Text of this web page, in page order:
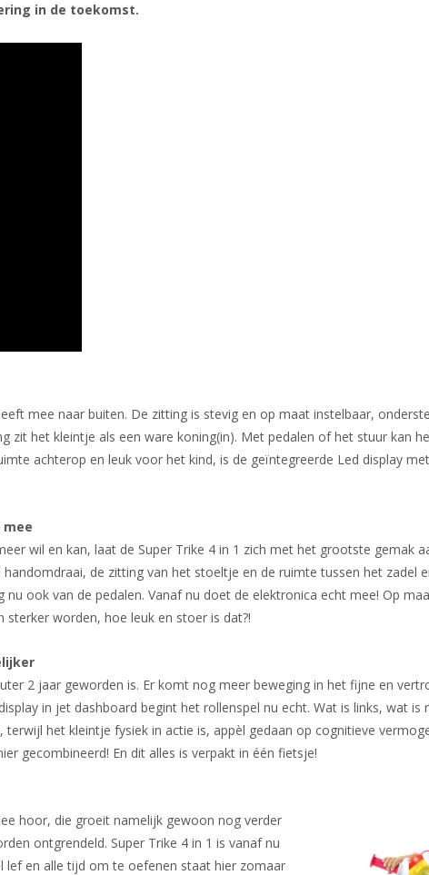
in de toekomst.
mee naar buiten. De zitting is stevig en op maat instelbaar,
zit het kleintje als een ware koning(in). Met pedalen of het stuur kan
achterop en leuk voor het kind, is de geïntegreerde Led display
wil en kan, laat de Super Trike 4 in 1 zich met het grootste gemak
de zitting van het stoeltje en de ruimte tussen het zadel
ook van de pedalen. Vanaf nu doet de elektronica echt mee! Op
worden, hoe leuk en stoer is dat?!
2 jaar geworden is. Er komt nog meer beweging in het fijne en
in jet dashboard begint het rollenspel nu echt. Wat is links, wat is
het kleintje fysiek in actie is, appèl gedaan op cognitieve
gecombineerd! En dit alles is verpakt in één fietsje!
hoor, die groeit namelijk gewoon nog verder
ontgrendeld. Super Trike 4 in 1 is vanaf nu
en alle tijd om te oefenen staat hier zomaar